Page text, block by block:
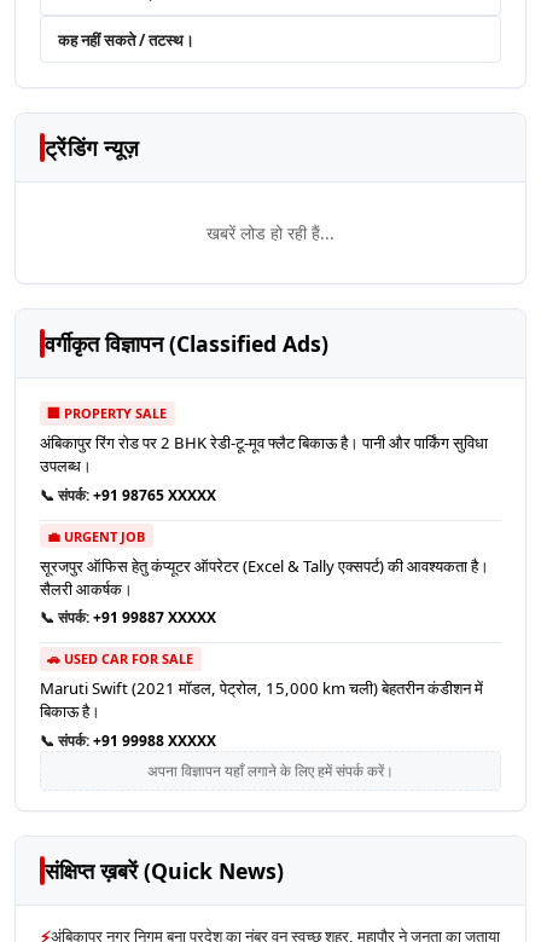
कह नहीं सकते / तटस्थ।
ट्रेंडिंग न्यूज़
खबरें लोड हो रही हैं...
वर्गीकृत विज्ञापन (Classified Ads)
🏢 PROPERTY SALE
अंबिकापुर रिंग रोड पर 2 BHK रेडी-टू-मूव फ्लैट बिकाऊ है। पानी और पार्किंग सुविधा
उपलब्ध।
📞 संपर्क:+91 98765 XXXXX
💼 URGENT JOB
सूरजपुर ऑफिस हेतु कंप्यूटर ऑपरेटर (Excel & Tally एक्सपर्ट) की आवश्यकता है।
सैलरी आकर्षक।
📞 संपर्क:+91 99887 XXXXX
🚗 USED CAR FOR SALE
Maruti Swift (2021 मॉडल, पेट्रोल, 15,000 km चली) बेहतरीन कंडीशन में
बिकाऊ है।
📞 संपर्क:+91 99988 XXXXX
अपना विज्ञापन यहाँ लगाने के लिए हमें संपर्क करें।
संक्षिप्त ख़बरें (Quick News)
⚡अंबिकापुर नगर निगम बना प्रदेश का नंबर वन स्वच्छ शहर, महापौर ने जनता का जताया